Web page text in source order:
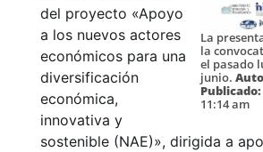
La
la
el pasado
junio.
Publicado:
11:14 am
del proyecto «Apoyo
a los nuevos actores
económicos para una
diversificación
económica,
innovativa y
sostenible (NAE)», dirigida a